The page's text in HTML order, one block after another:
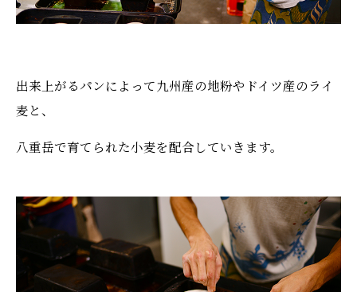
出来上がるパンによって九州産の地粉やドイツ産のライ
麦と、
八重岳で育てられた小麦を配合していきます。